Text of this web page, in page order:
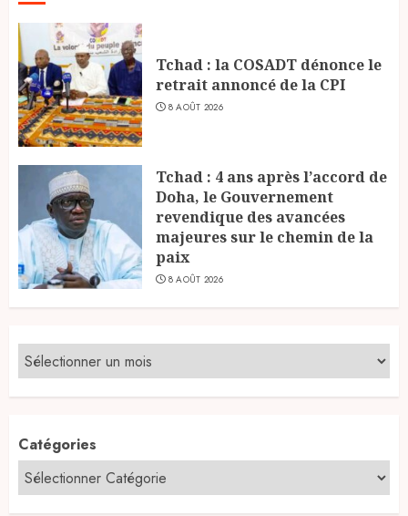
Tchad : la COSADT dénonce le
retrait annoncé de la CPI
8 AOÛT 2026
Tchad : 4 ans après l’accord de
Doha, le Gouvernement
revendique des avancées
majeures sur le chemin de la
paix
8 AOÛT 2026
Catégories